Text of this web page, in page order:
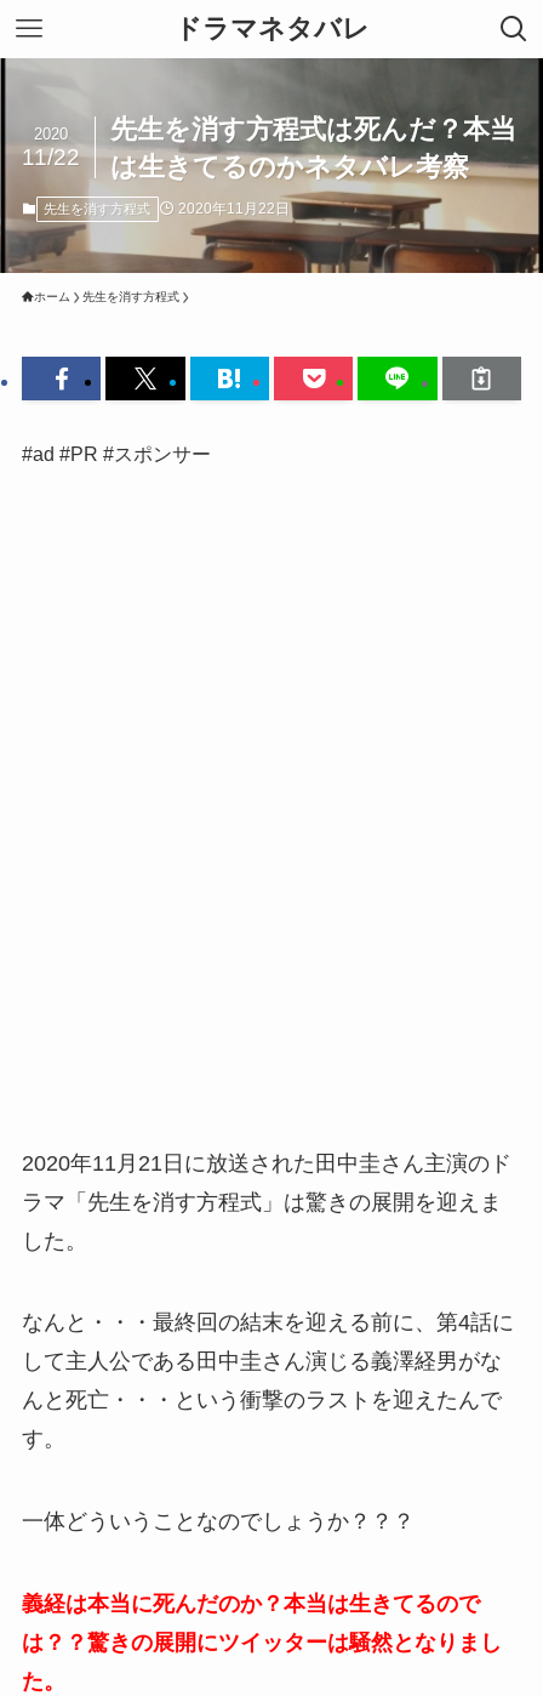
ドラマネタバレ
先生を消す方程式は死んだ？本当
は生きてるのかネタバレ考察
2020
11/22
先生を消す方程式 2020年11月22日
ホーム 先生を消す方程式
#ad #PR #スポンサー
2020年11月21日に放送された田中圭さん主演のド
ラマ「先生を消す方程式」は驚きの展開を迎えま
した。
なんと・・・最終回の結末を迎える前に、第4話に
して主人公である田中圭さん演じる義澤経男がな
んと死亡・・・という衝撃のラストを迎えたんで
す。
一体どういうことなのでしょうか？？？
義経は本当に死んだのか？本当は生きてるので
は？？驚きの展開にツイッターは騒然となりまし
た。